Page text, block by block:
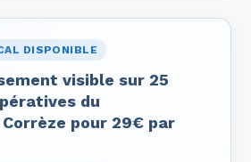
DISPONIBLE
visible sur 25
du
pour 29€ par